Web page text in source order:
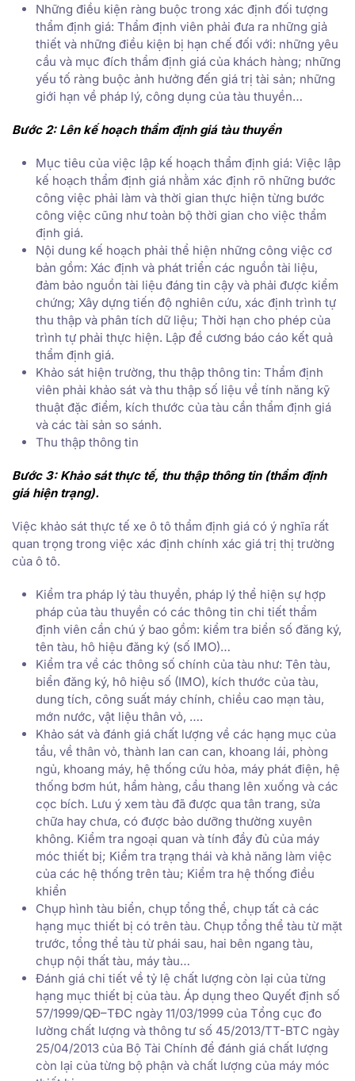
Những điều kiện ràng buộc trong xác định đối tượng
thẩm định giá: Thẩm định viên phải đưa ra những giả
thiết và những điều kiện bị hạn chế đối với: những yêu
cầu và mục đích thẩm định giá của khách hàng; những
yếu tố ràng buộc ảnh hưởng đến giá trị tài sản; những
giới hạn về pháp lý, công dụng của tàu thuyền…
Bước 2: Lên kế hoạch thẩm định giá tàu thuyền
Mục tiêu của việc lập kế hoạch thẩm định giá: Việc lập
kế hoạch thẩm định giá nhằm xác định rõ những bước
công việc phải làm và thời gian thực hiện từng bước
công việc cũng như toàn bộ thời gian cho việc thẩm
định giá.
Nội dung kế hoạch phải thể hiện những công việc cơ
bản gồm: Xác định và phát triển các nguồn tài liệu,
đảm bảo nguồn tài liệu đáng tin cậy và phải được kiểm
chứng; Xây dựng tiến độ nghiên cứu, xác định trình tự
thu thập và phân tích dữ liệu; Thời hạn cho phép của
trình tự phải thực hiện. Lập đề cương báo cáo kết quả
thẩm định giá.
Khảo sát hiện trường, thu thập thông tin: Thẩm định
viên phải khảo sát và thu thập số liệu về tính năng kỹ
thuật đặc điểm, kích thước của tàu cần thẩm định giá
và các tài sản so sánh.
Thu thập thông tin
Bước 3: Khảo sát thực tế, thu thập thông tin (thẩm định
giá hiện trạng).
Việc khảo sát thực tế xe ô tô thẩm định giá có ý nghĩa rất
quan trọng trong việc xác định chính xác giá trị thị trường
của ô tô.
Kiểm tra pháp lý tàu thuyền, pháp lý thể hiện sự hợp
pháp của tàu thuyền có các thông tin chi tiết thẩm
định viên cần chú ý bao gồm: kiểm tra biển số đăng ký,
tên tàu, hô hiệu đăng ký (số IMO)…
Kiểm tra về các thông số chính của tàu như: Tên tàu,
biển đăng ký, hô hiệu số (IMO), kích thước của tàu,
dung tích, công suất máy chính, chiều cao mạn tàu,
mớn nước, vật liệu thân vỏ, ….
Khảo sát và đánh giá chất lượng về các hạng mục của
tầu, về thân vỏ, thành lan can can, khoang lái, phòng
ngủ, khoang máy, hệ thống cứu hỏa, máy phát điện, hệ
thống bơm hút, hầm hàng, cầu thang lên xuống và các
cọc bích. Lưu ý xem tàu đã được qua tân trang, sửa
chữa hay chưa, có được bảo dưỡng thường xuyên
không. Kiểm tra ngoại quan và tính đầy đủ của máy
móc thiết bị; Kiểm tra trạng thái và khả năng làm việc
của các hệ thống trên tàu; Kiểm tra hệ thống điều
khiển
Chụp hình tàu biển, chụp tổng thể, chụp tất cả các
hạng mục thiết bị có trên tàu. Chụp tổng thể tàu từ mặt
trước, tổng thể tàu từ phái sau, hai bên ngang tàu,
chụp nội thất tàu, máy tàu…
Đánh giá chi tiết về tỷ lệ chất lượng còn lại của từng
hạng mục thiết bị của tàu. Áp dụng theo Quyết định số
57/1999/QĐ–TĐC ngày 11/03/1999 của Tổng cục đo
lường chất lượng và thông tư số 45/2013/TT-BTC ngày
25/04/2013 của Bộ Tài Chính để đánh giá chất lượng
còn lại của từng bộ phận và chất lượng của máy móc